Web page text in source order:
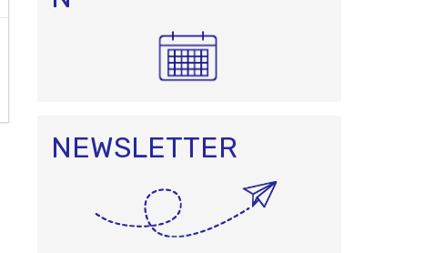
NEWSLETTER